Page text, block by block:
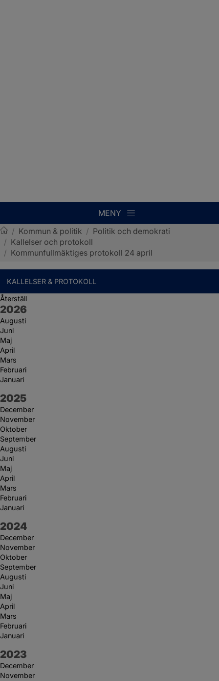
MENY
Sotenäs kommun
/ Kommun & politik / Politik och demokrati
/ Kallelser och protokoll
/ Kommunfullmäktiges protokoll 24 april
KALLELSER & PROTOKOLL
Återställ
År:
2026
Augusti
Juni
Maj
April
Mars
Februari
Januari
År:
2025
December
November
Oktober
September
Augusti
Juni
Maj
April
Mars
Februari
Januari
År:
2024
December
November
Oktober
September
Augusti
Juni
Maj
April
Mars
Februari
Januari
År:
2023
December
November